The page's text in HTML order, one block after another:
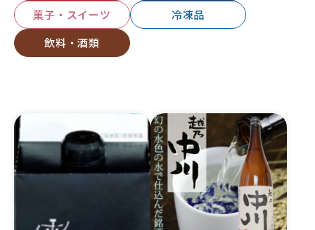
菓子・スイーツ
冷凍品
飲料・酒類